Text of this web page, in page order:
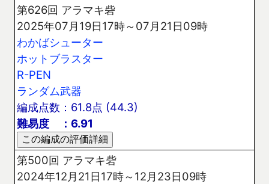
第626回 アラマキ砦
2025年07月19日17時～07月21日09時
わかばシューター
ホットブラスター
R-PEN
ランダム武器
編成点数：61.8点 (44.3)
難易度 ：6.91
第500回 アラマキ砦
2024年12月21日17時～12月23日09時